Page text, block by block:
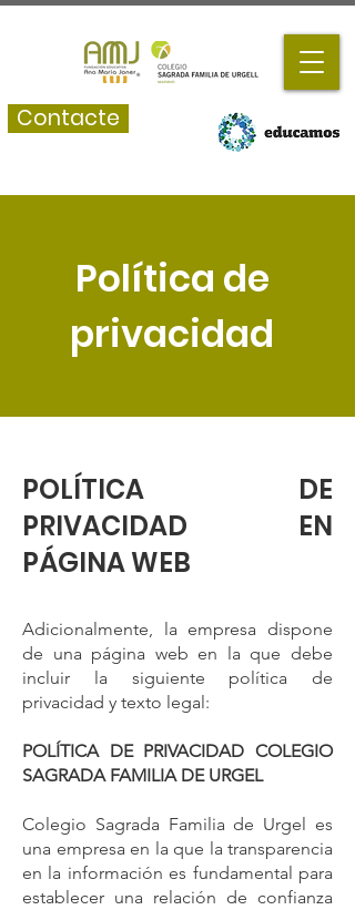
Contacte
Política de
privacidad
POLÍTICA DE
PRIVACIDAD EN
PÁGINA WEB
Adicionalmente, la empresa dispone
de una página web en la que debe
incluir la siguiente política de
privacidad y texto legal:
POLÍTICA DE PRIVACIDAD COLEGIO
SAGRADA FAMILIA DE URGEL
Colegio Sagrada Familia de Urgel es
una empresa en la que la transparencia
en la información es fundamental para
establecer una relación de confianza